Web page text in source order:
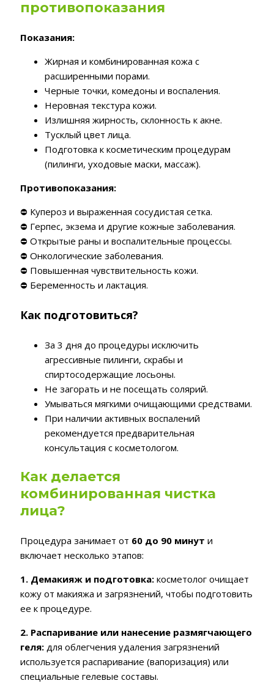
противопоказания
Показания:
Жирная и комбинированная кожа с
расширенными порами.
Черные точки, комедоны и воспаления.
Неровная текстура кожи.
Излишняя жирность, склонность к акне.
Тусклый цвет лица.
Подготовка к косметическим процедурам
(пилинги, уходовые маски, массаж).
Противопоказания:
⛔ Купероз и выраженная сосудистая сетка.
⛔ Герпес, экзема и другие кожные заболевания.
⛔ Открытые раны и воспалительные процессы.
⛔ Онкологические заболевания.
⛔ Повышенная чувствительность кожи.
⛔ Беременность и лактация.
Как подготовиться?
За 3 дня до процедуры исключить
агрессивные пилинги, скрабы и
спиртосодержащие лосьоны.
Не загорать и не посещать солярий.
Умываться мягкими очищающими средствами.
При наличии активных воспалений
рекомендуется предварительная
консультация с косметологом.
Как делается
комбинированная чистка
лица?
Процедура занимает от 60 до 90 минут и
включает несколько этапов:
1. Демакияж и подготовка: косметолог очищает
кожу от макияжа и загрязнений, чтобы подготовить
ее к процедуре.
2. Распаривание или нанесение размягчающего
геля: для облегчения удаления загрязнений
используется распаривание (вапоризация) или
специальные гелевые составы.